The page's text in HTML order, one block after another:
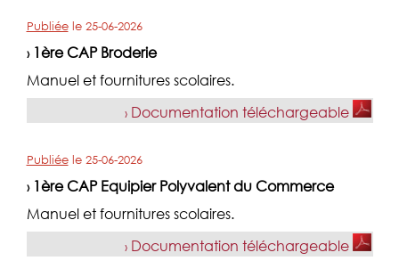
Publiéele 25-06-2026
› 1ère CAP Broderie
Manuel et fournitures scolaires.
› Documentation téléchargeable
Publiéele 25-06-2026
› 1ère CAP Equipier Polyvalent du Commerce
Manuel et fournitures scolaires.
› Documentation téléchargeable